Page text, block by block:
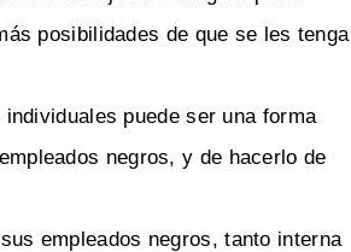
posibilidades de que se les tenga
puede ser una forma
negros, y de hacerlo de
empleados negros, tanto interna